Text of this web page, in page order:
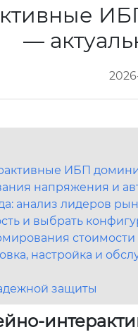
—
ИБП
напряжения и
анализ лидеров
и выбрать
стоимости
настройка и
защиты